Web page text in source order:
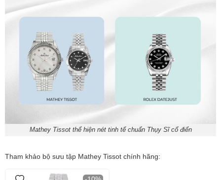
Mathey Tissot thể hiện nét tinh tế chuẩn Thụy Sĩ cổ điển
Tham khảo bộ sưu tập Mathey Tissot chính hãng: